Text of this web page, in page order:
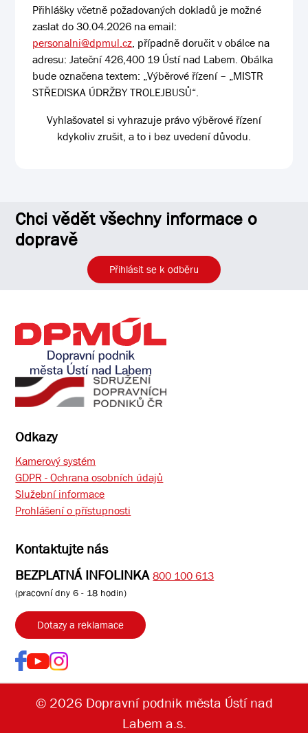
Přihlášky včetně požadovaných dokladů je možné
zaslat do 30.04.2026 na email:
personalni@dpmul.cz, případně doručit v obálce na
adresu: Jateční 426,400 19 Ústí nad Labem. Obálka
bude označena textem: „Výběrové řízení – „MISTR
STŘEDISKA ÚDRŽBY TROLEJBUSŮ“.
Vyhlašovatel si vyhrazuje právo výběrové řízení
kdykoliv zrušit, a to i bez uvedení důvodu.
Chci vědět všechny informace o
dopravě
Přihlásit se k odběru
Odkazy
Kamerový systém
GDPR - Ochrana osobních údajů
Služební informace
Prohlášení o přístupnosti
Kontaktujte nás
BEZPLATNÁ INFOLINKA 800 100 613
(pracovní dny 6 - 18 hodin)
Dotazy a reklamace
© 2026 Dopravní podnik města Ústí nad
Labem a.s.